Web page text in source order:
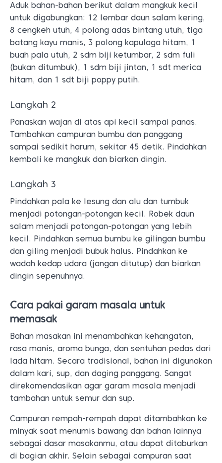
Aduk bahan-bahan berikut dalam mangkuk kecil
untuk digabungkan: 12 lembar daun salam kering,
8 cengkeh utuh, 4 polong adas bintang utuh, tiga
batang kayu manis, 3 polong kapulaga hitam, 1
buah pala utuh, 2 sdm biji ketumbar, 2 sdm fuli
(bukan ditumbuk), 1 sdm biji jintan, 1 sdt merica
hitam, dan 1 sdt biji poppy putih.
Langkah 2
Panaskan wajan di atas api kecil sampai panas.
Tambahkan campuran bumbu dan panggang
sampai sedikit harum, sekitar 45 detik. Pindahkan
kembali ke mangkuk dan biarkan dingin.
Langkah 3
Pindahkan pala ke lesung dan alu dan tumbuk
menjadi potongan-potongan kecil. Robek daun
salam menjadi potongan-potongan yang lebih
kecil. Pindahkan semua bumbu ke gilingan bumbu
dan giling menjadi bubuk halus. Pindahkan ke
wadah kedap udara (jangan ditutup) dan biarkan
dingin sepenuhnya.
Cara pakai garam masala untuk
memasak
Bahan masakan ini menambahkan kehangatan,
rasa manis, aroma bunga, dan sentuhan pedas dari
lada hitam. Secara tradisional, bahan ini digunakan
dalam kari, sup, dan daging panggang. Sangat
direkomendasikan agar garam masala menjadi
tambahan untuk semur dan sup.
Campuran rempah-rempah dapat ditambahkan ke
minyak saat menumis bawang dan bahan lainnya
sebagai dasar masakanmu, atau dapat ditaburkan
di bagian akhir. Selain sebagai campuran saat